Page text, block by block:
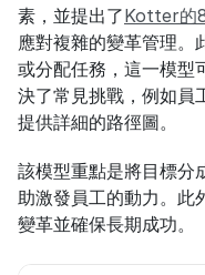
素，並提出了Kotter的
應對複雜的變革管理。
或分配任務，這一模型
決了常見挑戰，例如員
提供詳細的路徑圖。
該模型重點是將目標分
助激發員工的動力。此
變革並確保長期成功。